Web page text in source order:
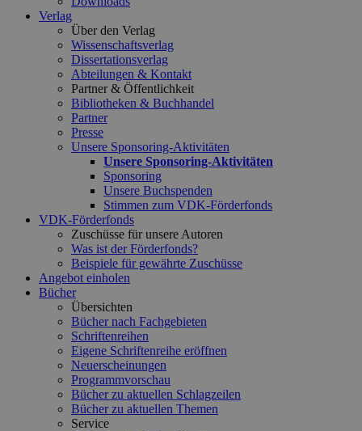
Verlag
Über den Verlag
Wissenschaftsverlag
Dissertationsverlag
Abteilungen & Kontakt
Partner & Öffentlichkeit
Bibliotheken & Buchhandel
Partner
Presse
Unsere Sponsoring-Aktivitäten
Unsere Sponsoring-Aktivitäten
Sponsoring
Unsere Buchspenden
Stimmen zum VDK-Förderfonds
VDK-Förderfonds
Zuschüsse für unsere Autoren
Was ist der Förderfonds?
Beispiele für gewährte Zuschüsse
Angebot einholen
Bücher
Übersichten
Bücher nach Fachgebieten
Schriftenreihen
Eigene Schriftenreihe eröffnen
Neuerscheinungen
Programmvorschau
Bücher zu aktuellen Schlagzeilen
Bücher zu aktuellen Themen
Service